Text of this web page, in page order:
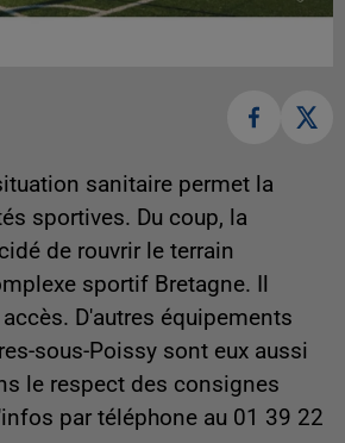
sanitaire permet la
sportives. Du coup, la
de rouvrir le terrain
sportif Bretagne. Il
D'autres équipements
sous-Poissy sont eux aussi
le respect des consignes
par téléphone au 01 39 22